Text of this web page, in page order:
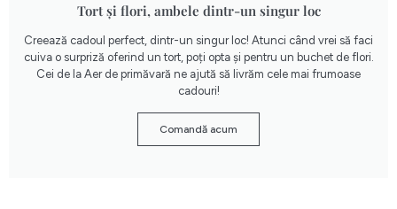
Tort și flori, ambele dintr-un singur loc
Creează cadoul perfect, dintr-un singur loc! Atunci când vrei să faci
cuiva o surpriză oferind un tort, poți opta și pentru un buchet de flori.
Cei de la Aer de primăvară ne ajută să livrăm cele mai frumoase
cadouri!
Comandă acum